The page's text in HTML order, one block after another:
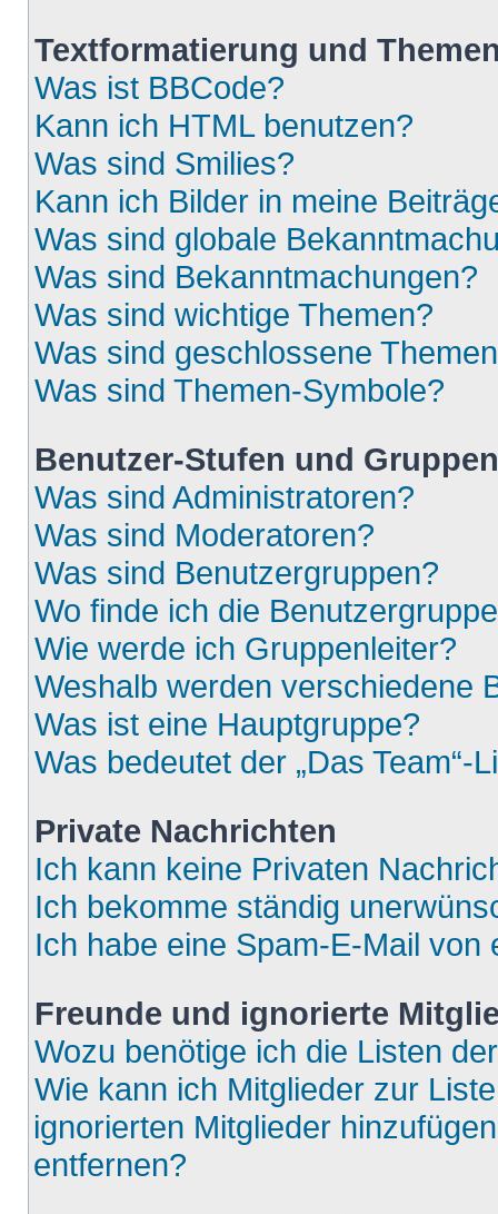
Textformatierung und
Was ist BBCode?
Kann ich HTML benutzen?
Was sind Smilies?
Kann ich Bilder in meine
Was sind globale
Was sind Bekanntmachungen?
Was sind wichtige Themen?
Was sind geschlossene
Was sind Themen-Symbole?
Benutzer-Stufen und Gruppen
Was sind Administratoren?
Was sind Moderatoren?
Was sind Benutzergruppen?
Wo finde ich die
Wie werde ich Gruppenleiter?
Weshalb werden verschiedene
Was ist eine Hauptgruppe?
Was bedeutet der „Das Team“-
Private Nachrichten
Ich kann keine Privaten
Ich bekomme ständig
Ich habe eine Spam-E-Mail
Freunde und ignorierte
Wozu benötige ich die Listen
Wie kann ich Mitglieder zur
ignorierten Mitglieder
entfernen?